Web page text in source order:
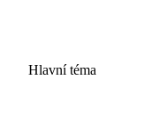
Hlavní téma